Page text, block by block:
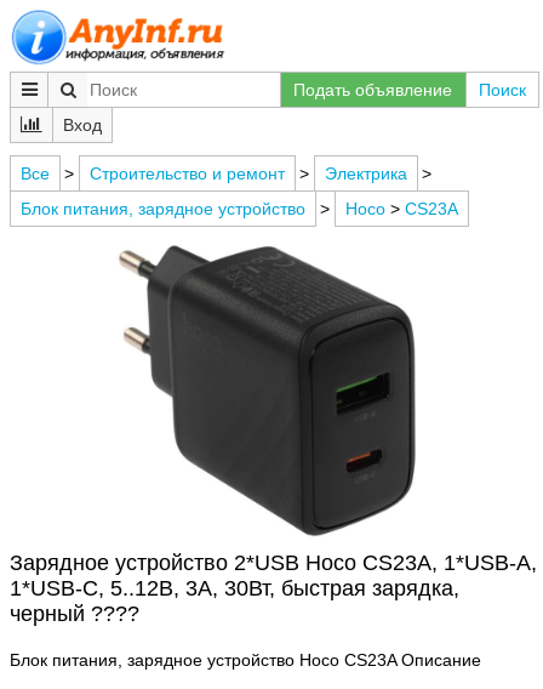
Подать объявление
Поиск
Вход
Все > Строительство и ремонт > Электрика
>
Блок питания, зарядное устройство
> Hoco > CS23A
Зарядное устройство 2*USB Hoco CS23A, 1*USB-A,
1*USB-C, 5..12В, 3А, 30Вт, быстрая зарядка,
черный ????
Блок питания, зарядное устройство Hoco CS23A Описание